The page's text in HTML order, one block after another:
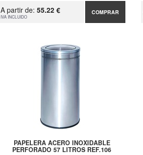
A partir de: 55.22 €
IVA INCLUIDO
COMPRAR
PAPELERA ACERO INOXIDABLE
PERFORADO 57 LITROS REF.106